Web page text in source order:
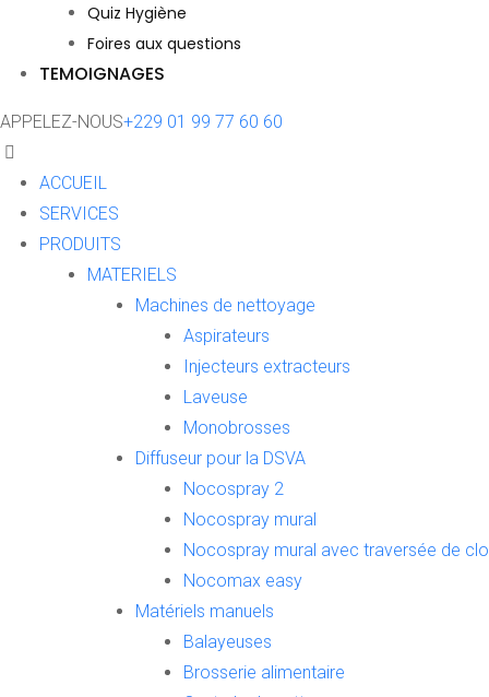
Quiz Hygiène
Foires aux questions
TEMOIGNAGES
APPELEZ-NOUS+229 01 99 77 60 60
ACCUEIL
SERVICES
PRODUITS
MATERIELS
Machines de nettoyage
Aspirateurs
Injecteurs extracteurs
Laveuse
Monobrosses
Diffuseur pour la DSVA
Nocospray 2
Nocospray mural
Nocospray mural avec traversée de
Nocomax easy
Matériels manuels
Balayeuses
Brosserie alimentaire